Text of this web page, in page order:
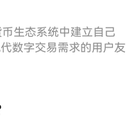
生态系统中建立自己
数字交易需求的用户友